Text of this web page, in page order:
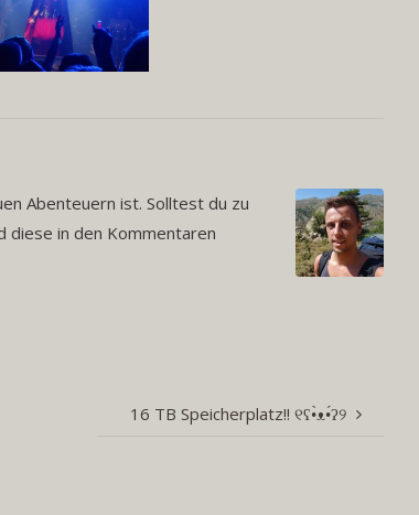
Abenteuern ist. Solltest du zu
diese in den Kommentaren
16 TB Speicherplatz!! ୧ʕ•̀ᴥ•́ʔ୨